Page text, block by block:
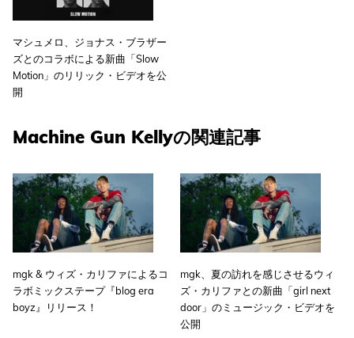
マシュメロ、ジョナス・ブラザー
ズとのコラボによる新曲「Slow
Motion」のリリック・ビデオを公
開
Machine Gun Kellyの関連記事
mgk & ウィズ・カリファによるコ
ラボミックステープ『blog era
boyz』リリース！
mgk、夏の訪れを感じさせるウィ
ズ・カリファとの新曲「girl next
door」のミュージック・ビデオを
公開